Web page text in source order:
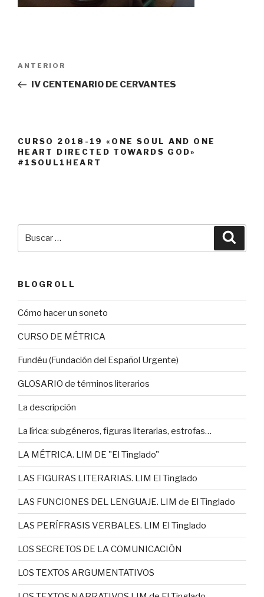
entradas
Entrada
anterior:
ANTERIOR
IV CENTENARIO DE CERVANTES
CURSO 2018-19 «ONE SOUL AND ONE
HEART DIRECTED TOWARDS GOD»
#1SOUL1HEART
BLOGROLL
Cómo hacer un soneto
CURSO DE MÉTRICA
Fundéu (Fundación del Español Urgente)
GLOSARIO de términos literarios
La descripción
La lírica: subgéneros, figuras literarias, estrofas…
LA MÉTRICA. LIM DE "El Tinglado"
LAS FIGURAS LITERARIAS. LIM El Tinglado
LAS FUNCIONES DEL LENGUAJE. LIM de El Tinglado
LAS PERÍFRASIS VERBALES. LIM El Tinglado
LOS SECRETOS DE LA COMUNICACIÓN
LOS TEXTOS ARGUMENTATIVOS